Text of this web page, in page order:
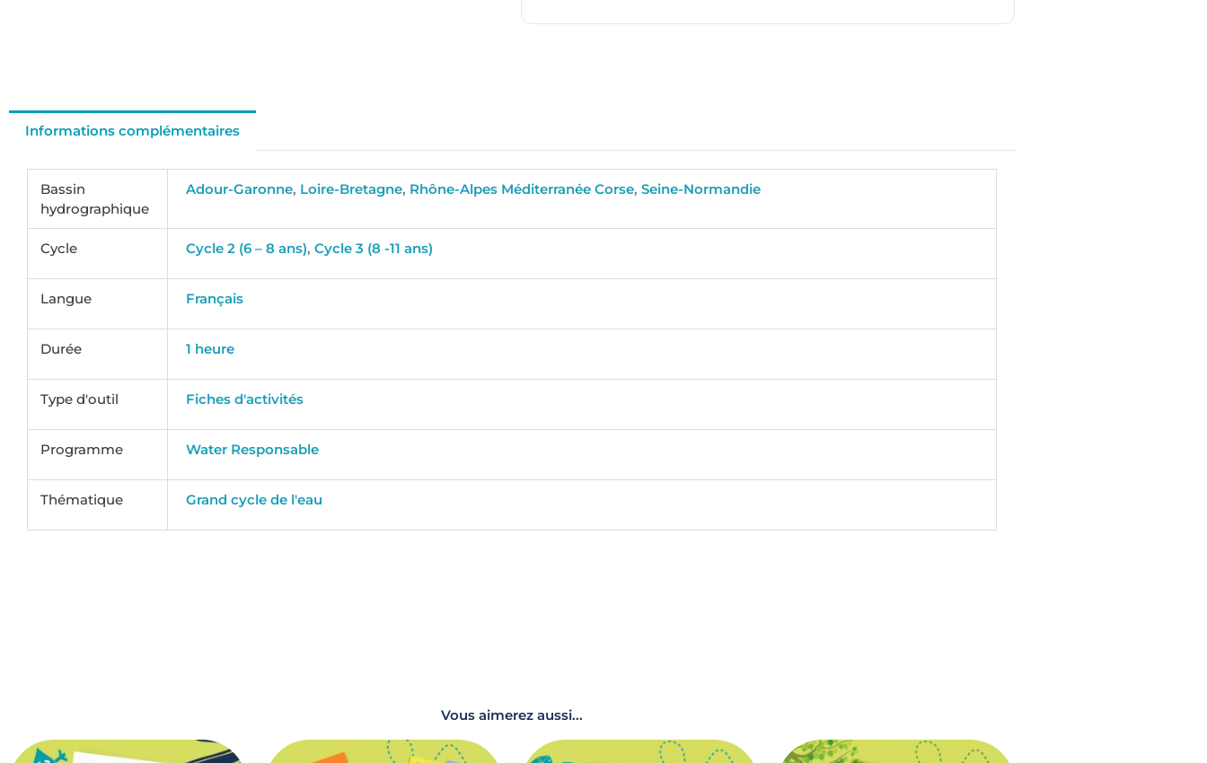
Informations complémentaires
Bassin
hydrographique
Adour-Garonne, Loire-Bretagne, Rhône-Alpes Méditerranée Corse,Seine-Normandie
Cycle Cycle 2 (6 – 8 ans),Cycle 3 (8 -11 ans)
Langue Français
Durée 1 heure
Type d'outil Fiches d'activités
Programme Water Responsable
Thématique Grand cycle de l'eau
Vous aimerez aussi...